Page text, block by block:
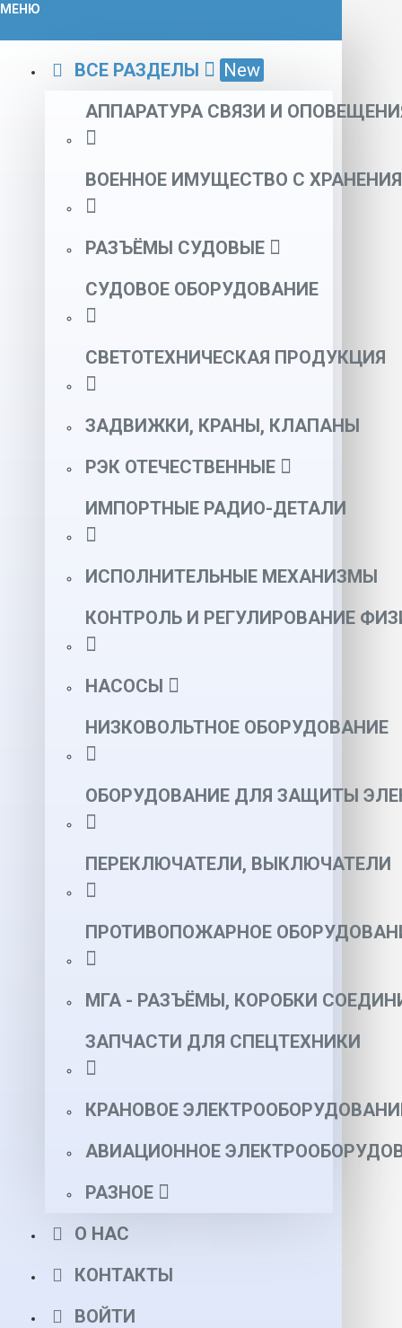
МЕНЮ
ВСЕ РАЗДЕЛЫ
New
АППАРАТУРА СВЯЗИ И
ВОЕННОЕ ИМУЩЕСТВО С ХРАНЕНИЯ
РАЗЪЁМЫ СУДОВЫЕ
СУДОВОЕ ОБОРУДОВАНИЕ
СВЕТОТЕХНИЧЕСКАЯ ПРОДУКЦИЯ
ЗАДВИЖКИ, КРАНЫ, КЛАПАНЫ
РЭК ОТЕЧЕСТВЕННЫЕ
ИМПОРТНЫЕ РАДИО-ДЕТАЛИ
ИСПОЛНИТЕЛЬНЫЕ МЕХАНИЗМЫ
КОНТРОЛЬ И РЕГУЛИРОВАНИЕ
НАСОСЫ
НИЗКОВОЛЬТНОЕ ОБОРУДОВАНИЕ
ОБОРУДОВАНИЕ ДЛЯ ЗАЩИТЫ
ПЕРЕКЛЮЧАТЕЛИ, ВЫКЛЮЧАТЕЛИ
ПРОТИВОПОЖАРНОЕ
МГА - РАЗЪЁМЫ, КОРОБКИ
ЗАПЧАСТИ ДЛЯ СПЕЦТЕХНИКИ
КРАНОВОЕ
АВИАЦИОННОЕ
РАЗНОЕ
О НАС
КОНТАКТЫ
ВОЙТИ